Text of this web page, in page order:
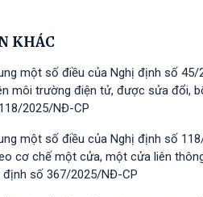
KHÁC
một số điều của Nghị định số
môi trường điện tử, được sửa đổi,
2025/NĐ-СР
một số điều của Nghị định số
cơ chế một cửa, một cửa liên
định số 367/2025/NĐ-СР